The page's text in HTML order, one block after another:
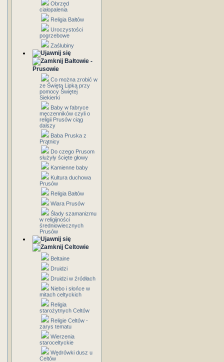
Obrzęd
ciałopalenia
Religia Bałtów
Uroczystości
pogrzebowe
Zaślubiny
Bałtowie -
Prusowie
Co można zrobić w
ze Świętą Lipką przy
pomocy Świętej
Siekierki
Baby w fabryce
męczenników czyli o
religii Prusów ciąg
dalszy
Baba Pruska z
Prątnicy
Do czego Prusom
służyły ścięte głowy
Kamienne baby
Kultura duchowa
Prusów
Religia Bałtów
Wiara Prusów
Ślady szamanizmu
w religijności
średniowiecznych
Prusów
Celtowie
Beltaine
Druidzi
Druidzi w źródłach
Niebo i słońce w
mitach celtyckich
Religia
starożytnych Celtów
Religie Celtów -
zarys tematu
Wierzenia
staroceltyckie
Wędrówki dusz u
Celtów